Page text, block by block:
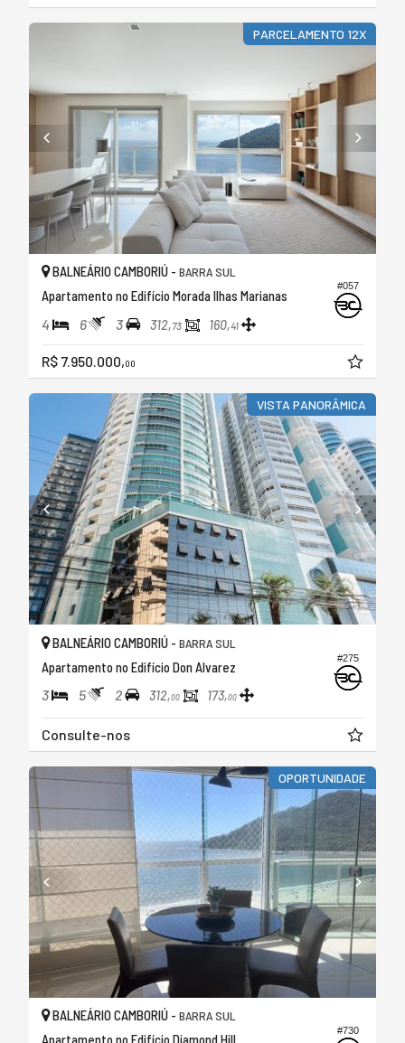
PARCELAMENTO 12X
#057
BALNEÁRIO CAMBORIÚ - BARRA SUL
Apartamento no Edifício Morada Ilhas Marianas
4 6 3 312,73 160,41
R$ 7.950.000,00
VISTA PANORÂMICA
#275
BALNEÁRIO CAMBORIÚ - BARRA SUL
Apartamento no Edifício Don Alvarez
3 5 2 312,00 173,00
Consulte-nos
OPORTUNIDADE
#730
BALNEÁRIO CAMBORIÚ - BARRA SUL